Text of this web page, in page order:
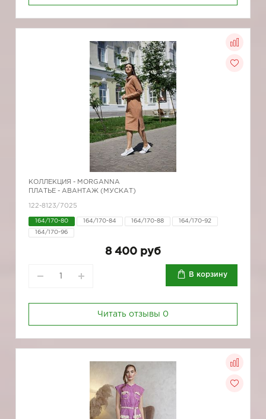
КОЛЛЕКЦИЯ - MORGANNA
ПЛАТЬЕ - АВАНТАЖ (МУСКАТ)
122-8123/7025
164/170-80 164/170-84 164/170-88 164/170-92
164/170-96
8 400 руб
В корзину
Читать отзывы 0